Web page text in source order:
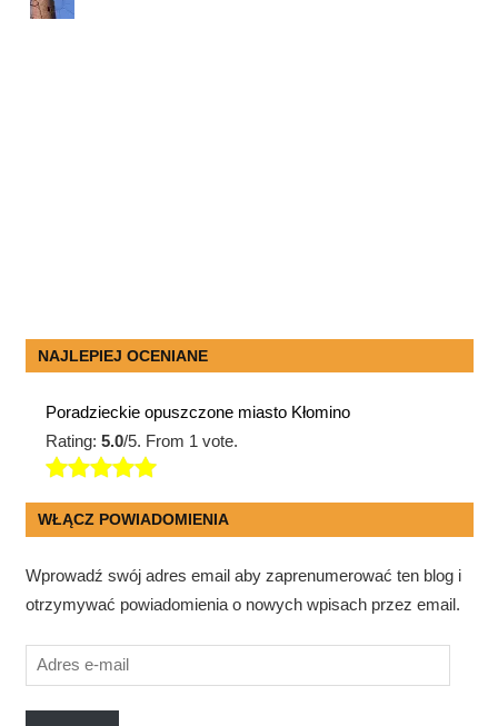
NAJLEPIEJ OCENIANE
Poradzieckie opuszczone miasto Kłomino
Rating:5.0/5. From 1 vote.
WŁĄCZ POWIADOMIENIA
Wprowadź swój adres email aby zaprenumerować ten blog i
otrzymywać powiadomienia o nowych wpisach przez email.
Adres
e-
mail